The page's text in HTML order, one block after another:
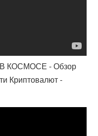
КОСМОСЕ - Обзор
Криптовалют -